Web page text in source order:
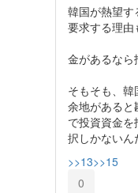
韓国が熱望す
要求する理由
金があるなら
そもそも、
余地があると
で投資資金
択しかないん
>>13>>15
0